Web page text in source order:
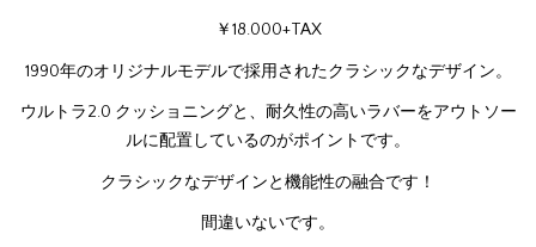
￥18.000+TAX
1990年のオリジナルモデルで採用されたクラシックなデザイン。
ウルトラ2.0 クッショニングと、耐久性の高いラバーをアウトソー
ルに配置しているのがポイントです。
クラシックなデザインと機能性の融合です！
間違いないです。